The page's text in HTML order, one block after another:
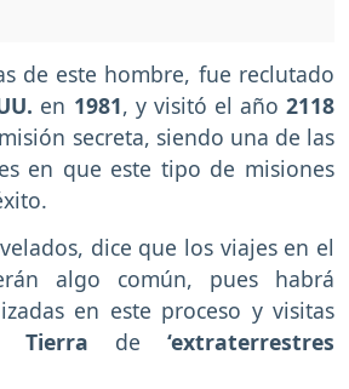
de este hombre, fue reclutado
en 1981, y visitó el año2118
secreta, siendo una de las
en que este tipo de misiones
dice que los viajes en el
algo común, pues habrá
en este proceso y visitas
Tierra de‘extraterrestres